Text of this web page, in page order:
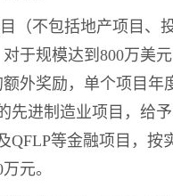
（不包括地产项目、
于规模达到800万美
外奖励，单个项目年
先进制造业项目，给
QFLP等金融项目，按
元。